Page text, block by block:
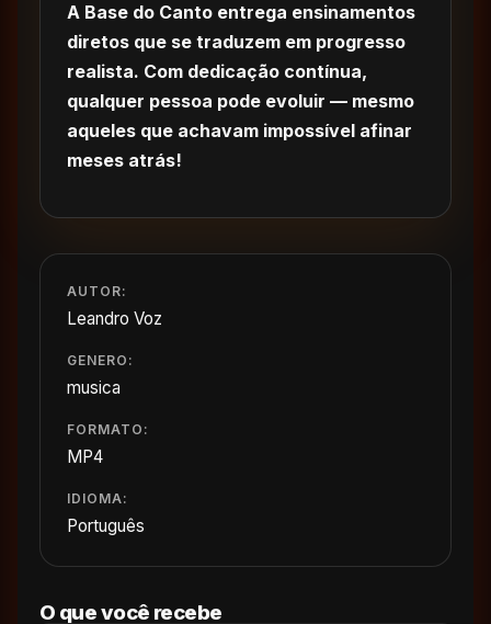
A Base do Canto entrega ensinamentos
diretos que se traduzem em progresso
realista. Com dedicação contínua,
qualquer pessoa pode evoluir — mesmo
aqueles que achavam impossível afinar
meses atrás!
AUTOR:
Leandro Voz
GENERO:
musica
FORMATO:
MP4
IDIOMA:
Português
O que você recebe